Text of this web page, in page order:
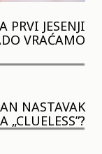
PRVI JESENJI
VRAĆAMO
NASTAVAK
„CLUELESS”?